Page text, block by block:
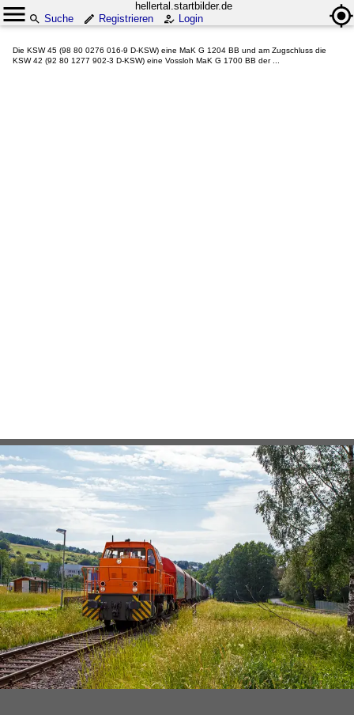
hellertal.startbilder.de
Suche
Registrieren Login
Die KSW 45 (98 80 0276 016-9 D-KSW) eine MaK G 1204 BB und am Zugschluss die
KSW 42 (92 80 1277 902-3 D-KSW) eine Vossloh MaK G 1700 BB der ...